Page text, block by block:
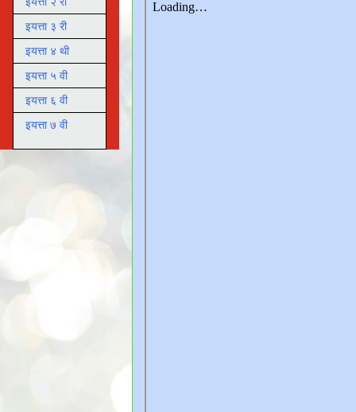
इयत्ता ३ री
इयत्ता ४ थी
इयत्ता ५ वी
इयत्ता ६ वी
इयत्ता ७ वी